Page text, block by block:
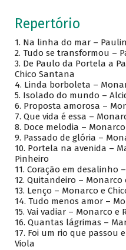
Repertório
1. Na linha do mar –
2. Tudo se transformou –
3. De Paulo da Portela a
Chico Santana
4. Linda borboleta –
5. Isolado do mundo –
6. Proposta amorosa –
7. Que vida é essa –
8. Doce melodia – Monarco
9. Passado de glória –
10. Portela na avenida –
Pinheiro
11. Coração em
12. Quitandeiro –
13. Lenço – Monarco e
14. Tudo menos amor –
15. Vai vadiar – Monarco e
16. Quantas lágrimas –
17. Foi um rio que passou
Viola